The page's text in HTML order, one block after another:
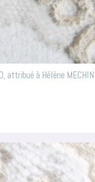
attribué à Hélène MECHIN